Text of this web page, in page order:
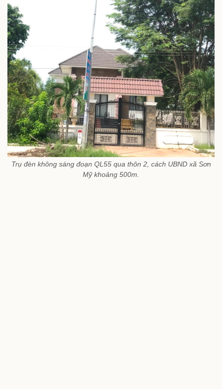
Trụ đèn không sáng đoạn QL55 qua thôn 2, cách UBND xã Sơn
Mỹ khoảng 500m.